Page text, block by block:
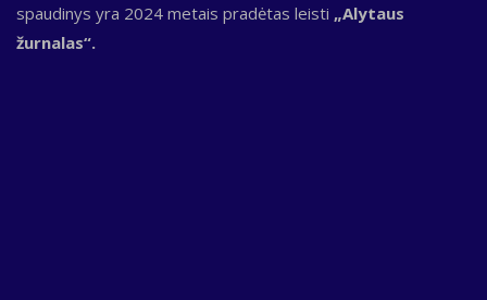
spaudinys yra 2024 metais pradėtas leisti „Alytaus
žurnalas“.